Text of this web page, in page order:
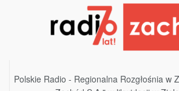
Polskie Radio - Regionalna Rozgłośnia w